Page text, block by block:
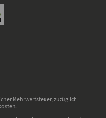
Mehrwertsteuer, zuzüglich